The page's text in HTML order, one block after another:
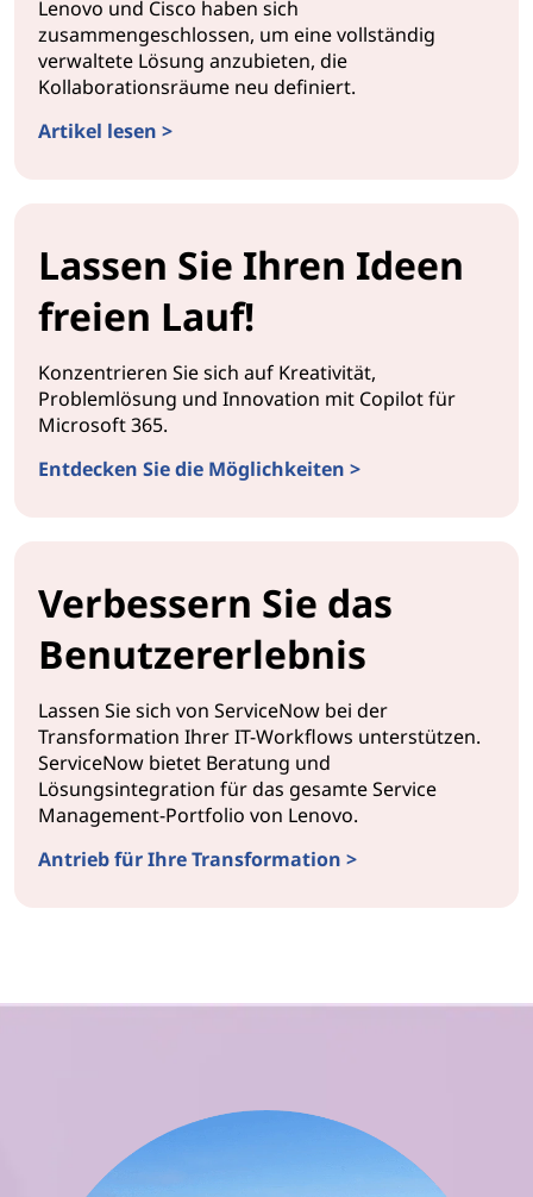
Lenovo und Cisco haben sich
zusammengeschlossen, um eine vollständig
verwaltete Lösung anzubieten, die
Kollaborationsräume neu definiert.
Artikel lesen >
Lassen Sie Ihren Ideen
freien Lauf!
Konzentrieren Sie sich auf Kreativität,
Problemlösung und Innovation mit Copilot für
Microsoft 365.
Entdecken Sie die Möglichkeiten >
Verbessern Sie das
Benutzererlebnis
Lassen Sie sich von ServiceNow bei der
Transformation Ihrer IT-Workflows unterstützen.
ServiceNow bietet Beratung und
Lösungsintegration für das gesamte Service
Management-Portfolio von Lenovo.
Antrieb für Ihre Transformation >